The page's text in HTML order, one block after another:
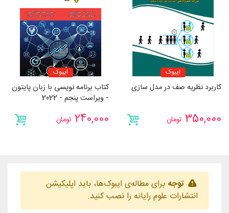
ایبوک
کاربرد نظریه صف در مدل سازی
350,000 تومان
ایبوک
کتاب برنامه نویسی با زبان پایتون
- ویراست پنجم - 2022
240,000 تومان
توجه برای مطاله‌ی ایبوک‌ها، باید اپلیکیشن
انتشارات علوم رایانه را نصب کنید.